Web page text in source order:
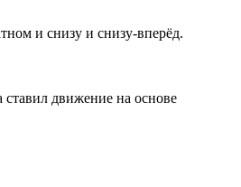
и снизу и снизу-вперёд.
ставил движение на основе